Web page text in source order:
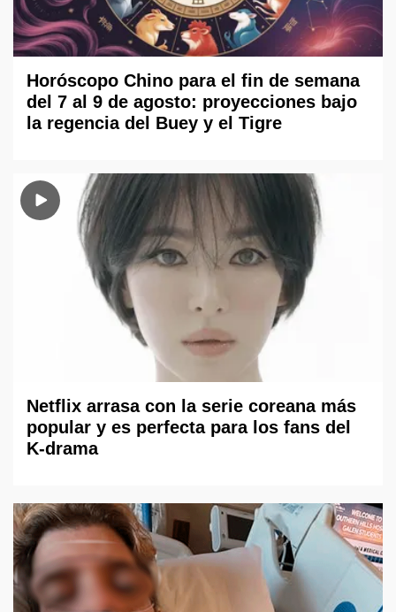
Horóscopo Chino para el fin de semana
del 7 al 9 de agosto: proyecciones bajo
la regencia del Buey y el Tigre
Netflix arrasa con la serie coreana más
popular y es perfecta para los fans del
K-drama